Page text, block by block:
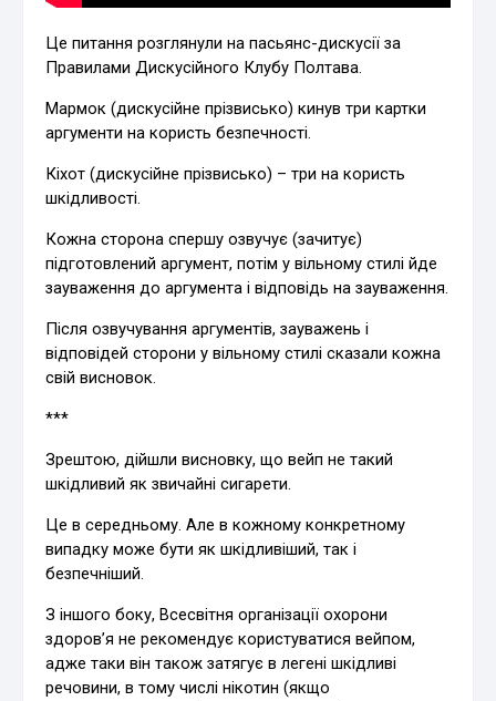
Це питання розглянули на пасьянс-дискусії за
Правилами Дискусійного Клубу Полтава.
Мармок (дискусійне прізвисько) кинув три картки
аргументи на користь безпечності.
Кіхот (дискусійне прізвисько) – три на користь
шкідливості.
Кожна сторона спершу озвучує (зачитує)
підготовлений аргумент, потім у вільному стилі йде
зауваження до аргумента і відповідь на зауваження.
Після озвучування аргументів, зауважень і
відповідей сторони у вільному стилі сказали кожна
свій висновок.
***
Зрештою, дійшли висновку, що вейп не такий
шкідливий як звичайні сигарети.
Це в середньому. Але в кожному конкретному
випадку може бути як шкідливіший, так і
безпечніший.
З іншого боку, Всесвітня організації охорони
здоров’я не рекомендує користуватися вейпом,
адже таки він також затягує в легені шкідливі
речовини, в тому числі нікотин (якщо